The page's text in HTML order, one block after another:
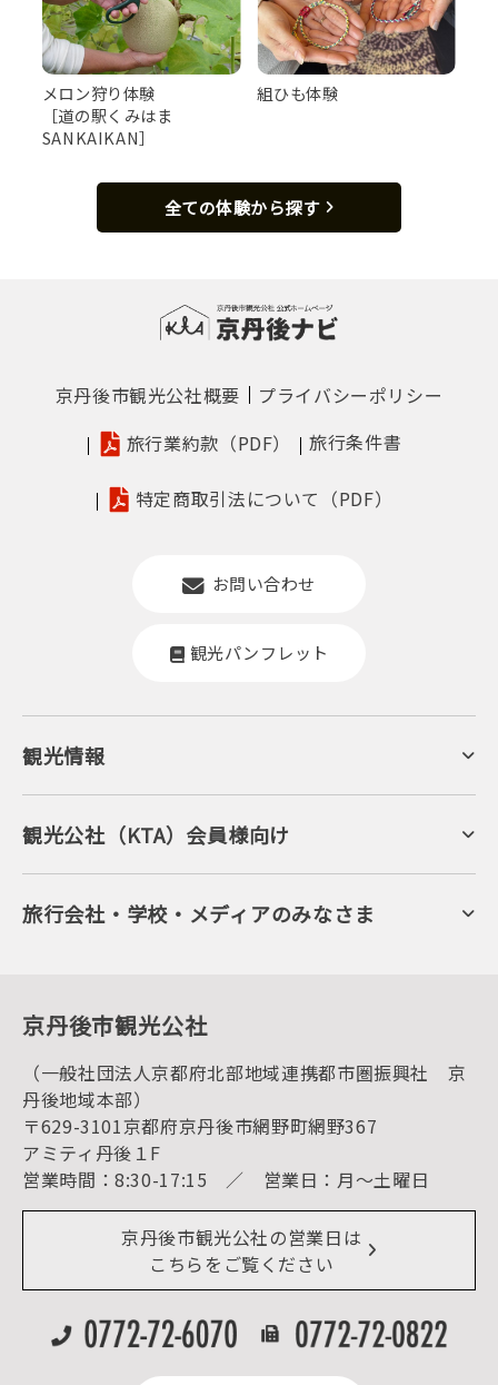
メロン狩り体験
［道の駅くみはま
SANKAIKAN］
組ひも体験
全ての体験から探す
京丹後市観光公社概要
プライバシーポリシー
旅行業約款（PDF）
旅行条件書
特定商取引法について（PDF）
お問い合わせ
観光パンフレット
観光情報
ジオパークの絶景
キャンプ・グランピング
自然景観
旬の食
フルーツ
美術館・資料館
観光
海水浴
キャンプ
お宿探し
宿泊・日帰り予約（空室検索）
予約照会・予約キャンセル
宿泊施設一覧（お宿比較ページ）
アクセス
お知らせ
イベント情報
デジタル観光パンフレット
リアルタイム道路情報
観光公社（KTA）会員様向け
KTA会員コミュニティ
会員向けサービス
KTAニュースレター
会員加入・会員情報（会員規程）
旅行会社・学校・メディアのみなさま
プレスリリース
京丹後市観光公社
（一般社団法人京都府北部地域連携都市圏振興社 京
丹後地域本部）
〒629-3101京都府京丹後市網野町網野367
アミティ丹後１F
営業時間：8:30-17:15 ／ 営業日：月～土曜日
京丹後市観光公社の営業日は
こちらをご覧ください